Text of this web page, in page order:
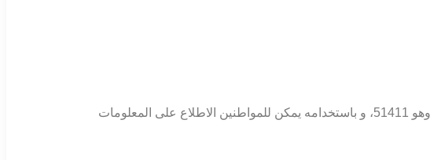
مدينة بريدة هي واحدة من المدن الموجودة في المملكة العربية السعودية، وتمتلك المدينة رمز بريدي خاص بها وهو 51411، و باستخدامه يمكن للمواطنين الاطلاع على المعلومات